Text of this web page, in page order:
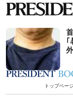
｢
トップペー